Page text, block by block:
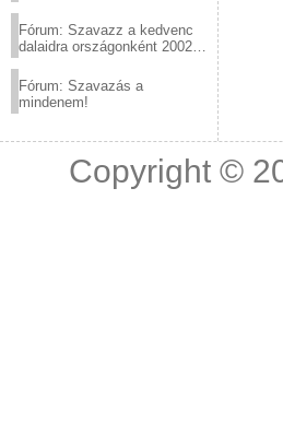
Fórum: Szavazz a kedvenc
dalaidra országonként 2002
Fórum: Szavazás a
mindenem!
Copyright ©